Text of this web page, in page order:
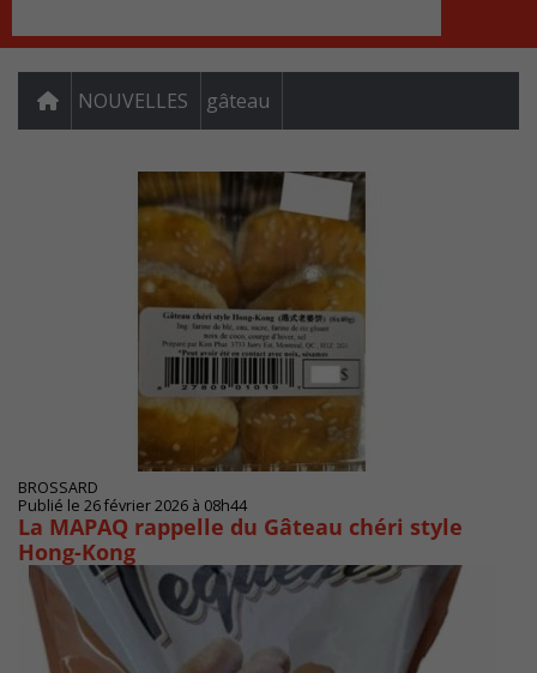
NOUVELLES gâteau
BROSSARD
Publié le 26 février 2026 à 08h44
La MAPAQ rappelle du Gâteau chéri style
Hong-Kong